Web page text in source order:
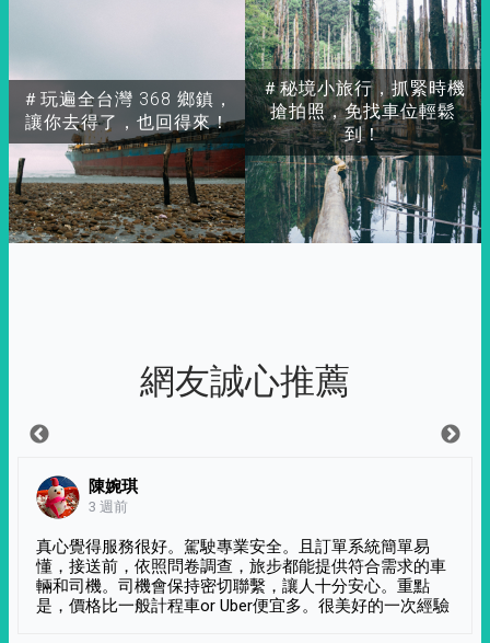
＃玩遍全台灣 368 鄉鎮，
讓你去得了，也回得來！
＃秘境小旅行，抓緊時機
搶拍照，免找車位輕鬆
到！
網友誠心推薦
陳婉琪
3 週前
真心覺得服務很好。駕駛專業安全。且訂單系統簡單易
懂，接送前，依照問卷調查，旅步都能提供符合需求的車
輛和司機。司機會保持密切聯繫，讓人十分安心。重點
是，價格比一般計程車or Uber便宜多。很美好的一次經驗